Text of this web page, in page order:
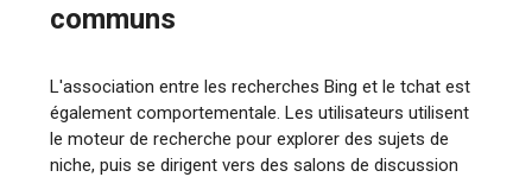
communs
L'association entre les recherches Bing et le tchat est
également comportementale. Les utilisateurs utilisent
le moteur de recherche pour explorer des sujets de
niche, puis se dirigent vers des salons de discussion